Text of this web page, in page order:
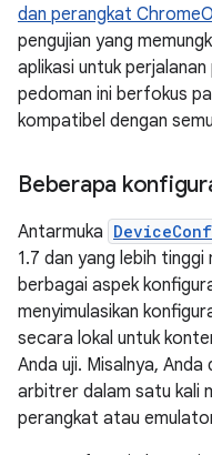
dan perangkat
pengujian yang
aplikasi untuk
pedoman ini berfokus
kompatibel dengan
Beberapa
Antarmuka
1.7 dan yang lebih tinggi
berbagai aspek
menyimulasikan
secara lokal untuk
Anda uji. Misalnya,
arbitrer dalam satu kali
perangkat atau